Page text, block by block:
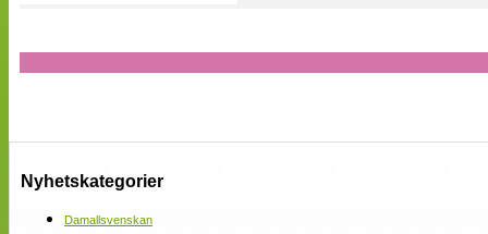
Nyhetskategorier
Damallsvenskan